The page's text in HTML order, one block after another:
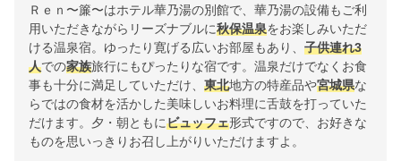
Ｒｅｎ〜簾〜はホテル華乃湯の別館で、華乃湯の設備もご利
用いただきながらリーズナブルに秋保温泉をお楽しみいただ
ける温泉宿。ゆったり寛げる広いお部屋もあり、 子供連れ3
人での家族旅行にもぴったりな宿です。温泉だけでなくお食
事も十分に満足していただけ、 東北地方の特産品や宮城県な
らではの食材を活かした美味しいお料理に舌鼓を打っていた
だけます。夕・朝ともにビュッフェ形式ですので、お好きな
ものを思いっきりお召し上がりいただけますよ。